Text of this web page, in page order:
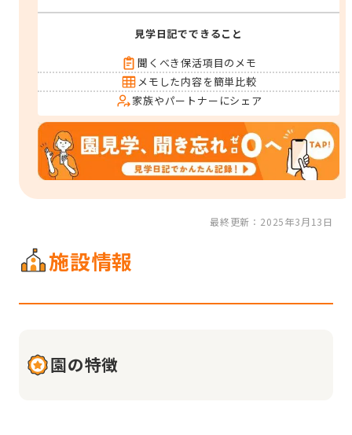
見学日記でできること
聞くべき保活項目のメモ
メモした内容を簡単比較
家族やパートナーにシェア
最終更新：2025年3月13日
施設情報
園の特徴